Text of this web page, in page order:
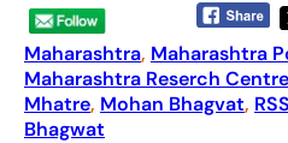
Maharashtra, Maharashtra
Maharashtra Reserch Centre
Mhatre, Mohan Bhagvat,
Bhagwat